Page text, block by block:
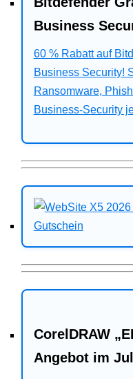
Business
60 % Rabatt auf
Business Security!
Ransomware,
Business-Security
CorelDRAW
Angebot im